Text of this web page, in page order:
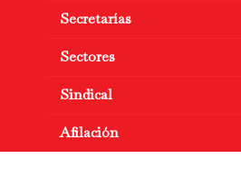
Secretarías
Sectores
Sindical
Afilación